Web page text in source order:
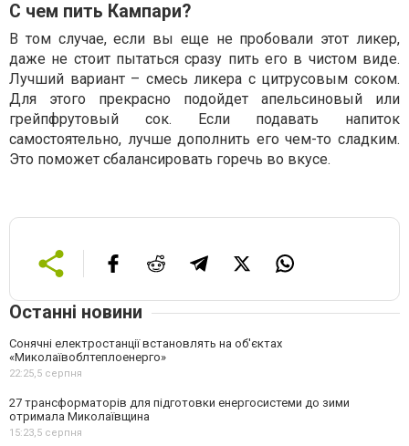
С чем пить Кампари?
В том случае, если вы еще не пробовали этот ликер,
даже не стоит пытаться сразу пить его в чистом виде.
Лучший вариант – смесь ликера с цитрусовым соком.
Для этого прекрасно подойдет апельсиновый или
грейпфрутовый сок. Если подавать напиток
самостоятельно, лучше дополнить его чем-то сладким.
Это поможет сбалансировать горечь во вкусе.
Останні новини
Сонячні електростанції встановлять на об'єктах
«Миколаївоблтеплоенерго»
22:25,5 серпня
27 трансформаторів для підготовки енергосистеми до зими
отримала Миколаївщина
15:23,5 серпня